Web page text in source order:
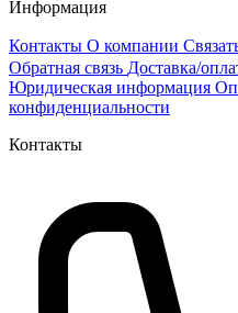
Информация
Контакты О компании
Обратная связь Доставка/
Юридическая информация
конфиденциальности
Контакты